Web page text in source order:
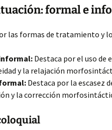
formal e
las formas de tratamiento y
Destaca por el uso de
y la relajación
Destaca por la escasez
y la corrección